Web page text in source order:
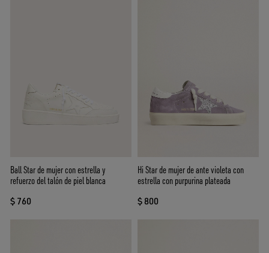
Ball Star de mujer con estrella y
refuerzo del talón de piel blanca
$ 760
Hi Star de mujer de ante violeta con
estrella con purpurina plateada
$ 800